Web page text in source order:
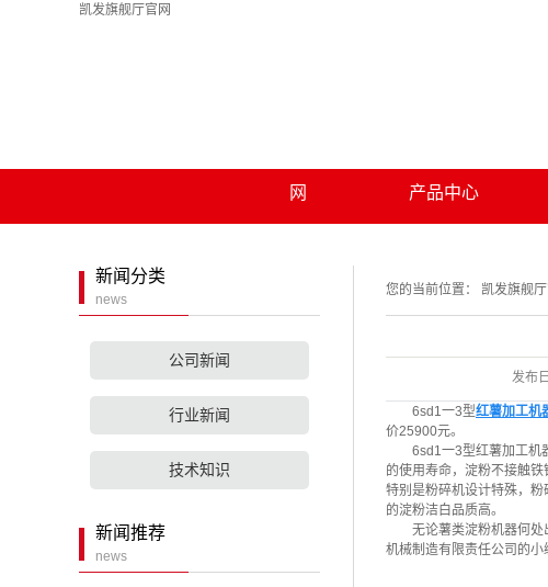
凯发旗舰厅官网
网
凯发旗舰厅官网的
简介
联系凯发旗舰厅官
产品中心
薯土豆类淀粉加工
渣浆分离机
秸秆粉碎还田机
麦稻两用粉碎机
洗薯机
粉浆过细机
配套设备
红薯土豆粉碎机
新闻分类
news
公司新闻
行业新闻
技术知识
新闻推荐
news
您的当前位置： 凯发旗舰
发布
6sd1一3型红薯加工机
价25900元。
6sd1一3型红薯加工机器
的使用寿命，淀粉不接触
特别是粉碎机设计特殊，
的淀粉洁白品质高。
无论薯类淀粉机器何处出
机械制造有限责任公司的小